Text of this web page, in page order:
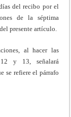
del recibo por el
de la séptima
presente artículo.
al hacer las
y 13, señalará
se refiere el párrafo